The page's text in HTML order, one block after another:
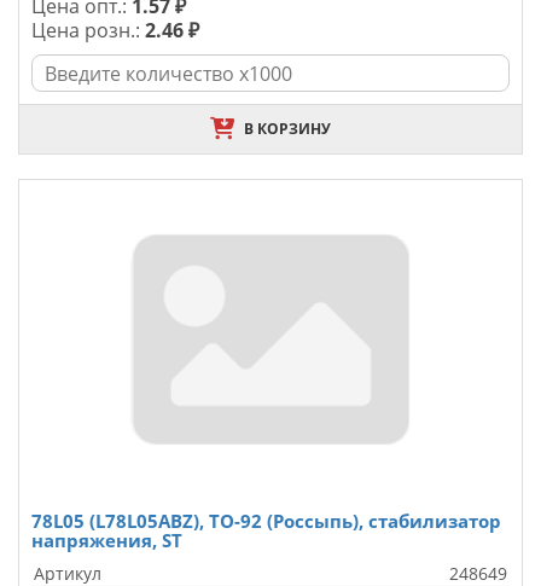
Цена опт.: 1.57 ₽
Цена розн.: 2.46 ₽
В КОРЗИНУ
78L05 (L78L05ABZ), TO-92 (Россыпь), стабилизатор
напряжения, ST
Артикул
248649